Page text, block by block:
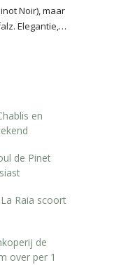
Noir), maar
en
de Pinet
Raia scoort
de
over per 1